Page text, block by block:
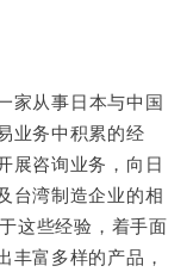
家从事日本与中国
业务中积累的经
展咨询业务，向日
台湾制造企业的相
这些经验，着手面
丰富多样的产品，